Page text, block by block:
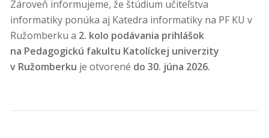
Zároveň informujeme, že štúdium učiteľstva
informatiky ponúka aj Katedra informatiky na PF KU v
Ružomberku a 2. kolo podávania prihlášok
na Pedagogickú fakultu Katolíckej univerzity
v Ružomberku je otvorené do 30. júna 2026.